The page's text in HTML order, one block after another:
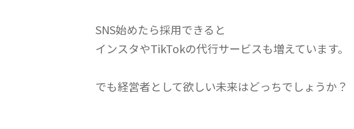
SNS始めたら採用できると
インスタやTikTokの代行サービスも増えています。
でも経営者として欲しい未来はどっちでしょうか？